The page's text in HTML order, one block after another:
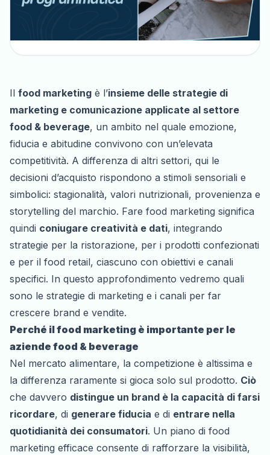
Il food marketing è l’insieme delle strategie di
marketing e comunicazione applicate al settore
food & beverage, un ambito nel quale emozione,
fiducia e abitudine convivono con un’elevata
competitività. A differenza di altri settori, qui le
decisioni d’acquisto rispondono a stimoli sensoriali e
simbolici: stagionalità, valori nutrizionali, provenienza e
storytelling del marchio. Fare food marketing significa
quindi coniugare creatività e dati, integrando
strategie per la ristorazione, per i prodotti confezionati
e per il food retail, ciascuno con obiettivi e canali
specifici. In questo approfondimento vedremo quali
sono le strategie di marketing e i canali per far
crescere brand e vendite.
Perché il food marketing è importante per le
aziende food & beverage
Nel mercato alimentare, la competizione è altissima e
la differenza raramente si gioca solo sul prodotto. Ciò
che davvero distingue un brand è la capacità di farsi
ricordare, di generare fiducia e di entrare nella
quotidianità dei consumatori. Un piano di food
marketing efficace consente di rafforzare la visibilità,